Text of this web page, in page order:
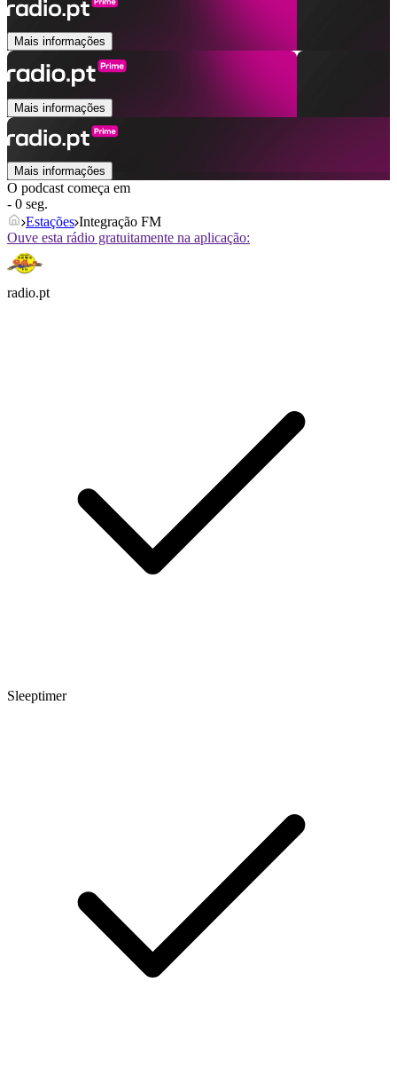
Mais informações
Mais informações
Mais informações
O podcast começa em
- 0 seg.
Estações Integração FM
Ouve esta rádio gratuitamente na aplicação:
radio.pt
Sleeptimer